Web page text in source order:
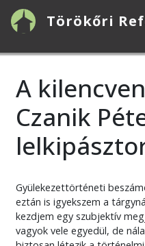
Ugrás
tartalomra
Törökőri
A
Czanik
Gyülekezettörténeti
eztán is igyekszem a
kezdjem egy szubjektív
vagyok vele egyedül, de